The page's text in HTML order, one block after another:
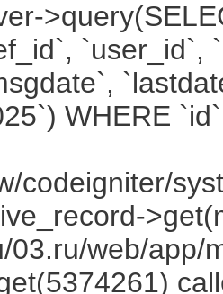
`user_id`,
WHERE
codeigniter/
03.ru/web/app/